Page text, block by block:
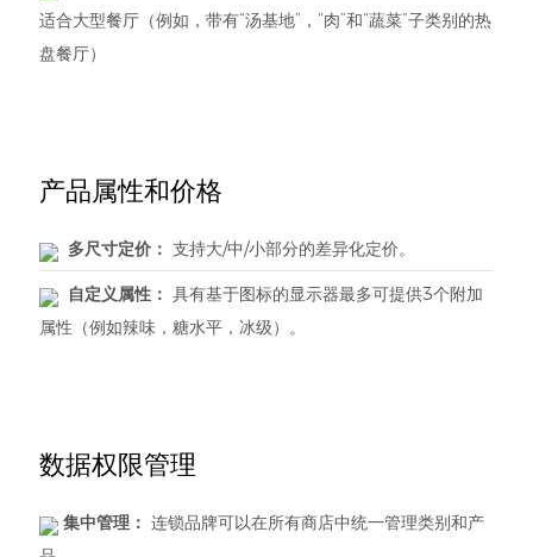
适合大型餐厅（例如，带有“汤基地”，“肉”和“蔬菜”子类别的热
盘餐厅）
产品属性和价格
多尺寸定价： 支持大/中/小部分的差异化定价。
自定义属性： 具有基于图标的显示器最多可提供3个附加
属性（例如辣味，糖水平，冰级）。
数据权限管理
集中管理： 连锁品牌可以在所有商店中统一管理类别和产